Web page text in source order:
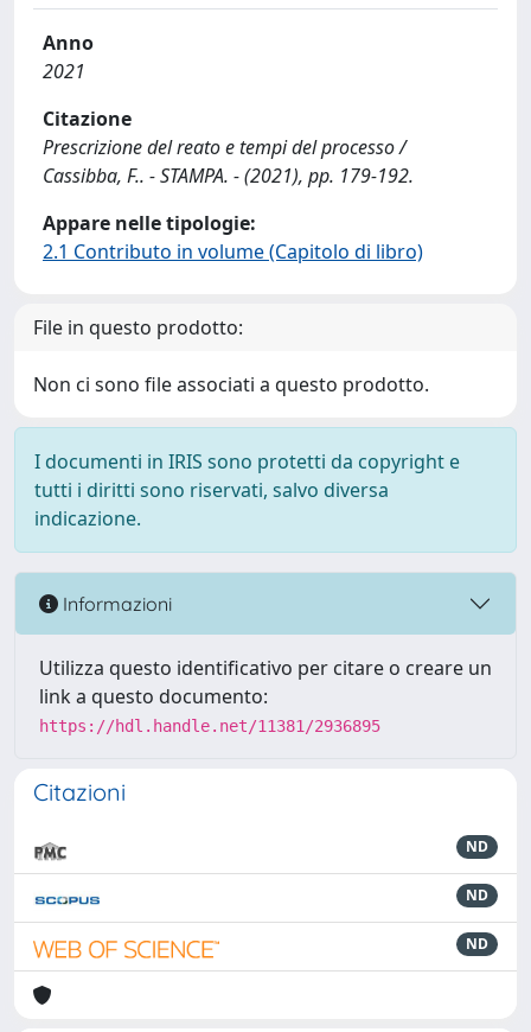
Anno
2021
Citazione
Prescrizione del reato e tempi del processo /
Cassibba, F.. - STAMPA. - (2021), pp. 179-192.
Appare nelle tipologie:
2.1 Contributo in volume (Capitolo di libro)
File in questo prodotto:
Non ci sono file associati a questo prodotto.
I documenti in IRIS sono protetti da copyright e
tutti i diritti sono riservati, salvo diversa
indicazione.
Informazioni
Utilizza questo identificativo per citare o creare un
link a questo documento:
https://hdl.handle.net/11381/2936895
Citazioni
ND
ND
ND